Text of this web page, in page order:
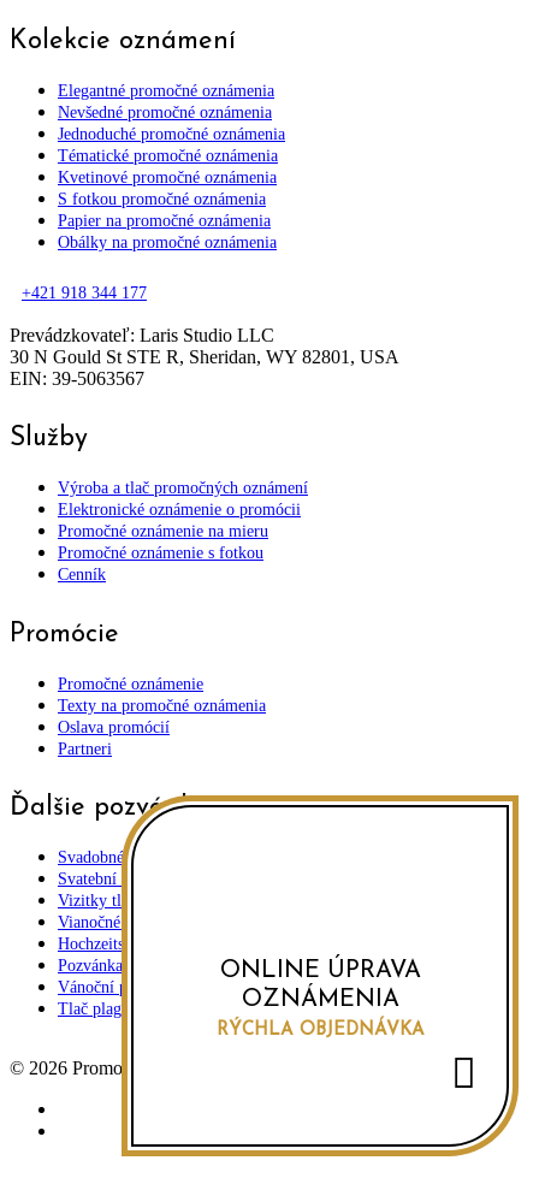
ONLINE ÚPRAVA
OZNÁMENIA
RÝCHLA OBJEDNÁVKA
Kolekcie oznámení
Elegantné promočné oznámenia
Nevšedné promočné oznámenia
Jednoduché promočné oznámenia
Tématické promočné oznámenia
Kvetinové promočné oznámenia
S fotkou promočné oznámenia
Papier na promočné oznámenia
Obálky na promočné oznámenia
+421 918 344 177
Prevádzkovateľ: Laris Studio LLC
30 N Gould St STE R, Sheridan, WY 82801, USA
EIN: 39-5063567
Služby
Výroba a tlač promočných oznámení
Elektronické oznámenie o promócii
Promočné oznámenie na mieru
Promočné oznámenie s fotkou
Cenník
Promócie
Promočné oznámenie
Texty na promočné oznámenia
Oslava promócií
Partneri
Ďalšie pozvánky
Svadobné oznámenia
Svatební oznámení
Vizitky tlač
Vianočné pozdravy
Hochzeits einladungen
Pozvánka na oslavu
Vánoční přání a novoročenky
Tlač plagátov
© 2026 Promočné oznámenia.